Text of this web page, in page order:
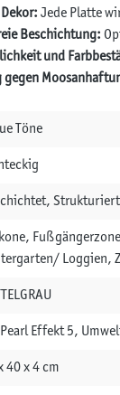
Jede Platte
Beschichtung:
und
Töne
Strukturiert
Loggien,
Effekt 5,
40 x 4 cm